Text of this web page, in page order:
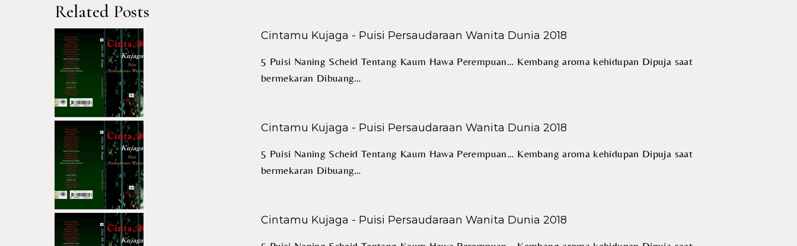
Related Posts
Cintamu Kujaga - Puisi Persaudaraan Wanita Dunia 2018
5 Puisi Naning Scheid Tentang Kaum Hawa Perempuan… Kembang aroma kehidupan Dipuja saat
bermekaran Dibuang…
Cintamu Kujaga - Puisi Persaudaraan Wanita Dunia 2018
5 Puisi Naning Scheid Tentang Kaum Hawa Perempuan… Kembang aroma kehidupan Dipuja saat
bermekaran Dibuang…
Cintamu Kujaga - Puisi Persaudaraan Wanita Dunia 2018